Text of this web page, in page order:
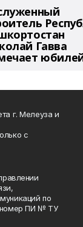
Гавва
г. Мелеуза и
с
по
номер ПИ № ТУ